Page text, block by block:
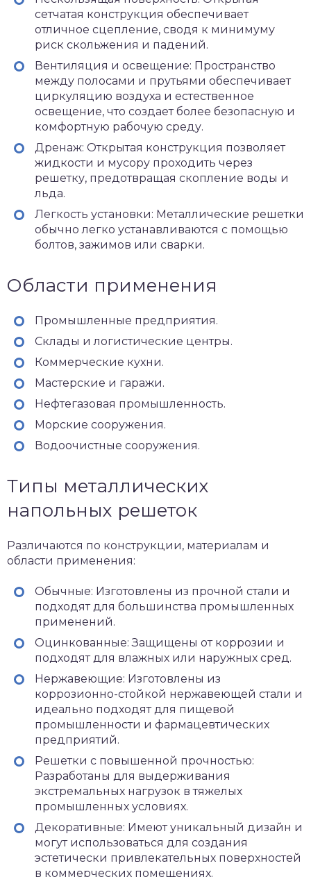
сетчатая конструкция обеспечивает
отличное сцепление, сводя к минимуму
риск скольжения и падений.
Вентиляция и освещение: Пространство
между полосами и прутьями обеспечивает
циркуляцию воздуха и естественное
освещение, что создает более безопасную и
комфортную рабочую среду.
Дренаж: Открытая конструкция позволяет
жидкости и мусору проходить через
решетку, предотвращая скопление воды и
льда.
Легкость установки: Металлические решетки
обычно легко устанавливаются с помощью
болтов, зажимов или сварки.
Области применения
Промышленные предприятия.
Склады и логистические центры.
Коммерческие кухни.
Мастерские и гаражи.
Нефтегазовая промышленность.
Морские сооружения.
Водоочистные сооружения.
Типы металлических
напольных решеток
Различаются по конструкции, материалам и
области применения:
Обычные: Изготовлены из прочной стали и
подходят для большинства промышленных
применений.
Оцинкованные: Защищены от коррозии и
подходят для влажных или наружных сред.
Нержавеющие: Изготовлены из
коррозионно-стойкой нержавеющей стали и
идеально подходят для пищевой
промышленности и фармацевтических
предприятий.
Решетки с повышенной прочностью:
Разработаны для выдерживания
экстремальных нагрузок в тяжелых
промышленных условиях.
Декоративные: Имеют уникальный дизайн и
могут использоваться для создания
эстетически привлекательных поверхностей
в коммерческих помещениях.